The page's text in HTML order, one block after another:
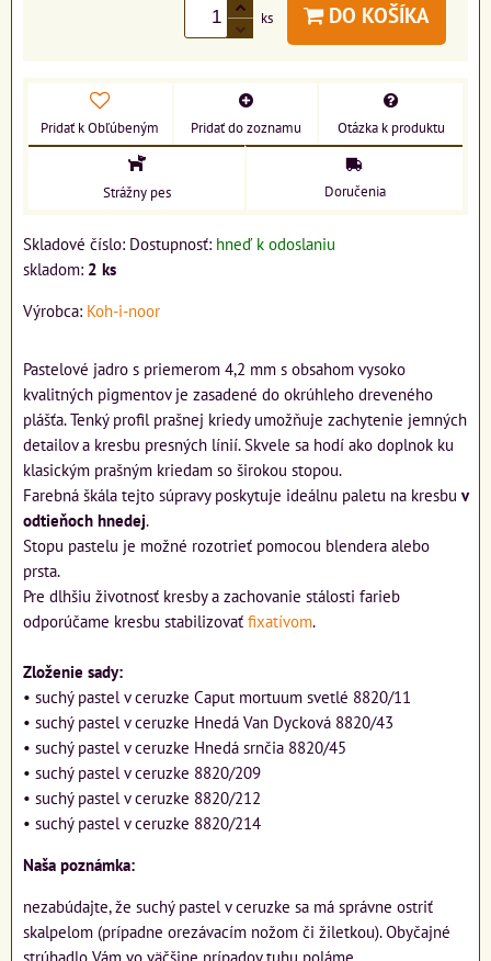
ks DO KOŠÍKA
Pridať k Obľúbeným Pridať do zoznamu Otázka k produktu
Strážny pes Doručenia
Skladové číslo: Dostupnosť: hneď k odoslaniu
skladom: 2 ks
Výrobca: Koh-i-noor
Pastelové jadro s priemerom 4,2 mm s obsahom vysoko
kvalitných pigmentov je zasadené do okrúhleho dreveného
plášťa. Tenký profil prašnej kriedy umožňuje zachytenie jemných
detailov a kresbu presných línií. Skvele sa hodí ako doplnok ku
klasickým prašným kriedam so širokou stopou.
Farebná škála tejto súpravy poskytuje ideálnu paletu na kresbu v
odtieňoch hnedej.
Stopu pastelu je možné rozotrieť pomocou blendera alebo
prsta.
Pre dlhšiu životnosť kresby a zachovanie stálosti farieb
odporúčame kresbu stabilizovať fixatívom.
Zloženie sady:
• suchý pastel v ceruzke Caput mortuum svetlé 8820/11
• suchý pastel v ceruzke Hnedá Van Dycková 8820/43
• suchý pastel v ceruzke Hnedá srnčia 8820/45
• suchý pastel v ceruzke 8820/209
• suchý pastel v ceruzke 8820/212
• suchý pastel v ceruzke 8820/214
Naša poznámka:
nezabúdajte, že suchý pastel v ceruzke sa má správne ostriť
skalpelom (prípadne orezávacím nožom či žiletkou). Obyčajné
strúhadlo Vám vo väčšine prípadov tuhu poláme.